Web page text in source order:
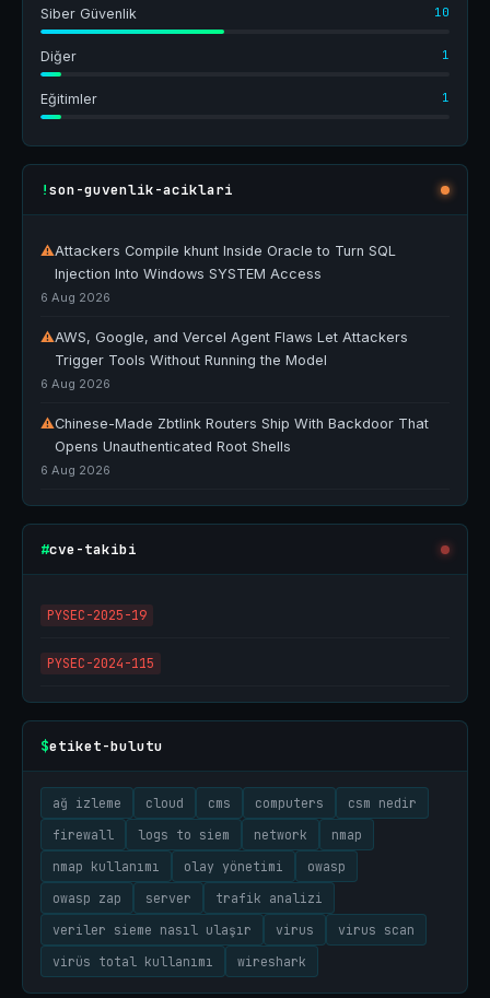
Siber Güvenlik 10
Diğer 1
Eğitimler 1
!son-guvenlik-aciklari
⚠Attackers Compile khunt Inside Oracle to Turn SQL
Injection Into Windows SYSTEM Access
6 Aug 2026
⚠AWS, Google, and Vercel Agent Flaws Let Attackers
Trigger Tools Without Running the Model
6 Aug 2026
⚠Chinese-Made Zbtlink Routers Ship With Backdoor That
Opens Unauthenticated Root Shells
6 Aug 2026
#cve-takibi
PYSEC-2025-19
PYSEC-2024-115
$etiket-bulutu
ağ izleme cloud cms computers
csm nedir
firewall
logs to siem network
nmap
nmap kullanımı
olay yönetimi
owasp
owasp zap
server
trafik analizi
veriler sieme nasıl ulaşır
virus
virus scan
virüs total kullanımı
wireshark